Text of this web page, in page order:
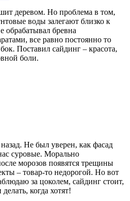
деревом. Но проблема в том,
воды залегают близко к
обрабатывал бревна
все равно постоянно то
Поставил сайдинг – красота,
боли.
Не был уверен, как фасад
суровые. Морально
морозов появятся трещины
– товар-то недорогой. Но вот
за цоколем, сайдинг стоит,
когда хотят!